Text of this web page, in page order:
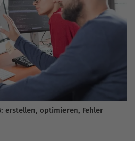
erstellen, optimieren, Fehler